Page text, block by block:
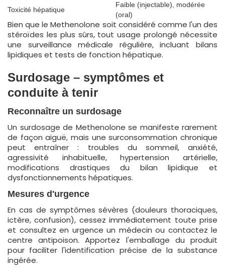
Toxicité hépatique
Faible (injectable), modérée
(oral)
Bien que le Methenolone soit considéré comme l'un des
stéroïdes les plus sûrs, tout usage prolongé nécessite
une surveillance médicale régulière, incluant bilans
lipidiques et tests de fonction hépatique.
Surdosage – symptômes et
conduite à tenir
Reconnaître un surdosage
Un surdosage de Methenolone se manifeste rarement
de façon aiguë, mais une surconsommation chronique
peut entraîner : troubles du sommeil, anxiété,
agressivité inhabituelle, hypertension artérielle,
modifications drastiques du bilan lipidique et
dysfonctionnements hépatiques.
Mesures d'urgence
En cas de symptômes sévères (douleurs thoraciques,
ictère, confusion), cessez immédiatement toute prise
et consultez en urgence un médecin ou contactez le
centre antipoison. Apportez l'emballage du produit
pour faciliter l'identification précise de la substance
ingérée.